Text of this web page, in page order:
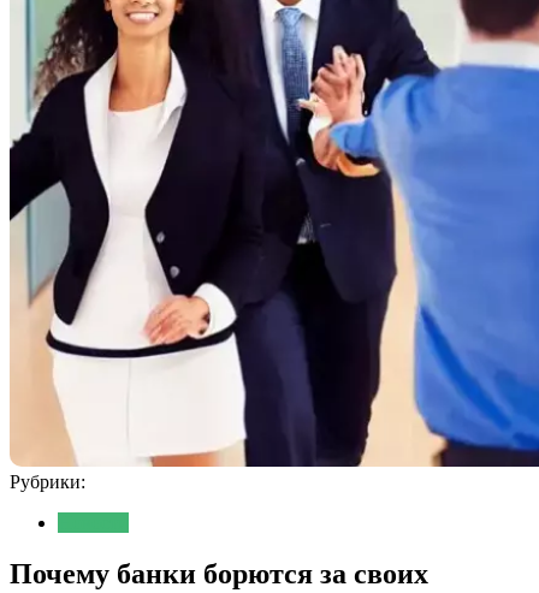
Рубрики:
Почему банки борются за своих